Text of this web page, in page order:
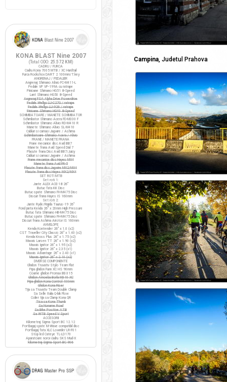
Campina, Judetul Prahova
KONA BLAST Nine 2007
(Total ODO: 25.572 KM )
CADRU / FURCA
Cadru Kona 7005 MTB / XC Hardtail
Furca Rockshox DART 2 100mm/T.key
ANGRENAJ / PEDALIER
Angrenaj Shimano Alivio FC-M411-L
Pedale VP VP-199A cu ratrape
Pinioane Shimano HG51 8-Speed
Lant Shimano HG50 8-Speed
Angrenaj FSA Alpha Drive Powerdrive
Pedale Wellgo LU-C27G / ratrape
Pedale Wellgo LU-926 / ratrape
Pinioane Shimano HG40 8-Speed
SCHIMBATOARE / MANETE SCHIMBATOR
Schimbator Shimano Acera FD-M330 F
Schimbator Shimano Alivio RD-M410 R
Manete Shimano Alivio SL-M410
Cabluri si camasi Jagwire / Ashima
Schimbatoare Shimano Acera / Alivio
FRANE / MANETE FRANA
Frane mecanice disc Avid BB7
Manete frana Avid Speed Dial 7
Placute frana Disc Avid BB7/Juicy
Cabluri si camasi Jagwire / Ashima
Frane mecanice disc Hayes MX4
Manete frana Avid FR-5
Placute frana disc Jagwire MX2/MX4
Placute frana disc Hayes MX2/MX4
SET ROTI MTB
Set roti 1:
Jante ALEX ACE-18 26"
Butuc fata KK Disc
Butuc spate Shimano FH-M475 Disc
Discuri frana Hayes IS 160mm
Set roti 2:
Jante Ryde/Rigida Taurus-19 26"
Fond janta Kenda 26" x 20mm High Pressure
Butuc fata Shimano HB-M475 Disc
Butuc spate Shimano FH-M475 Disc
Discuri frana Ashima Airotor IS 160mm
ANVELOPE
Kenda Kontender 26" x 1.0 (x2)
CST Traveller City Classic 26" x 1.40 (x2)
Kenda Kross Plus 26" x 1.75 (x2)
Maxxis Larsen TT 26" x 1.90 (x2)
Maxxis Ignitor 26" x 1.95 (x2)
Maxxis Ignitor 26" x 2.35 (x1)
Maxxis Advantage 26" x 2.40 (x1)
Maxxis Ignitor 26" x 2.10 (x2)
DIVERSE COMPONENTE
Ghidon Truvativ Stylo Team Flat
Pipa ghidon Funn XC HS 90mm
Coarne ghidon Promax BE-315
Ghidon Amoeba Borla M310 XC
Pipa ghidon Kona Control 100mm
Ghidon Kona Riser
Tija sa Truvativ Team Double Clamp
Sa Selle Italia Q-bik Flow
Colier tija sa Clamp Kona QR
Tisa sa Kona Thumb
Sa Noname Road
Sa Bike Positive ATB
Sa WTB Speed V Sport
ACCESORII
Kilometraj Sigma Sport BC 12.12
Portbagaj spate M-Wave compatibil disc
Portbagaj fata XLC Lowrider LR-F01
Stop led Cateye TL-LD170
Aparatoare noroi cadru SKS Mud-X
Kilometraj Sigma Sport BC 906